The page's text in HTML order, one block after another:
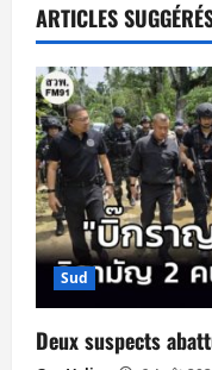
t
i
o
n
d
’
a
ARTICLES
Sud
Deux suspects